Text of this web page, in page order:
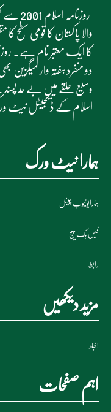
والا پاکستان کا قومی سطح
کا ایک معتبر نام ہے۔
دو منفرد ہفتہ وار
وسیع حلقے میں بے حد
اسلام کے ڈیجیٹل نیٹ
ہمارا نیٹ ورک
ہمارایوٹیوب چینل
فیس بک پیج
رابطہ
مزید دیکھیں
اخبار
اہم صفحات